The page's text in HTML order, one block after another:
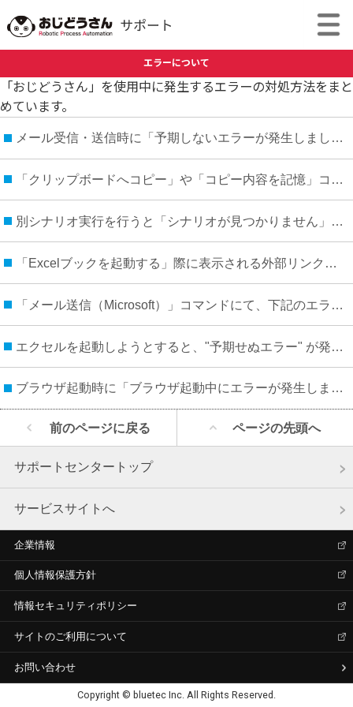
エラーについて
「おじどうさん」を使用中に発生するエラーの対処方法をまと
めています。
メール受信・送信時に「予期しないエラーが発生しました。」と表示される場合の対処法
「クリップボードへコピー」や「コピー内容を記憶」コマンド実行時にエラーが発生します。
別シナリオ実行を行うと「シナリオが見つかりません」というエラーが表示されます。 ※指定したシナリオは存在している場合。
「Excelブックを起動する」際に表示される外部リンクに関する警告メッセージについて
「メール送信（Microsoft）」コマンドにて、下記のエラーが発生する場合の対処方法
ブラウザ起動時に「ブラウザ起動中にエラーが発生しました。」と表示される場合
前のページに戻る ページの先頭へ
サポートセンタートップ
サービスサイトへ
企業情報
個人情報保護方針
情報セキュリティポリシー
サイトのご利用について
お問い合わせ
Copyright © bluetec Inc. All Rights Reserved.